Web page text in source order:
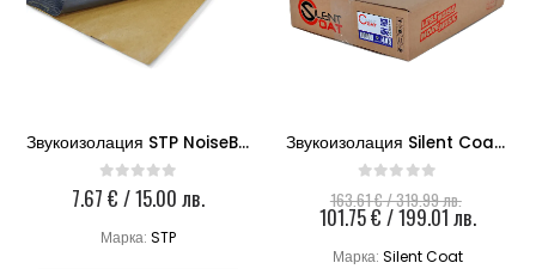
Звукоизолация STP NoiseBlock 2
0 out of 5
7.67€ / 15.00 лв.
Марка:STP
Звукоизолация Silent Coat M2 кашон
163.61€/ 319.99 лв.
price
was:
101.75€ / 199.01 лв.
цена
Марка: Silent Coat